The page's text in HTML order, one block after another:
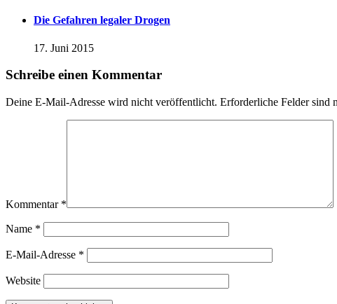
Die Gefahren legaler Drogen
17. Juni 2015
Schreibe einen Kommentar
Deine E-Mail-Adresse wird nicht veröffentlicht. Erforderliche Felder sind
Kommentar *
Name *
E-Mail-Adresse *
Website